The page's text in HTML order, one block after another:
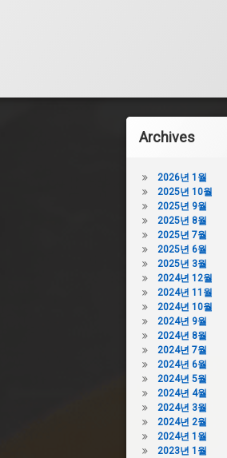
Archives
2026년 1월
2025년 10월
2025년 9월
2025년 8월
2025년 7월
2025년 6월
2025년 3월
2024년 12월
2024년 11월
2024년 10월
2024년 9월
2024년 8월
2024년 7월
2024년 6월
2024년 5월
2024년 4월
2024년 3월
2024년 2월
2024년 1월
2023년 1월